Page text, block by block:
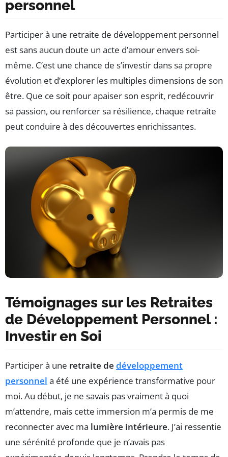
personnel
Participer à une retraite de développement personnel
est sans aucun doute un acte d’amour envers soi-
même. C’est une chance de s’investir dans sa propre
évolution et d’explorer les multiples dimensions de son
être. Que ce soit pour apaiser son esprit, redécouvrir
sa passion, ou renforcer sa résilience, chaque retraite
peut conduire à des découvertes enrichissantes.
Témoignages sur les Retraites
de Développement Personnel :
Investir en Soi
Participer à une retraite de développement
personnel a été une expérience transformative pour
moi. Au début, je ne savais pas vraiment à quoi
m’attendre, mais cette immersion m’a permis de me
reconnecter avec ma lumière intérieure. J’ai ressentie
une sérénité profonde que je n’avais pas